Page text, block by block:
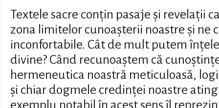
Textele sacre conțin pasaje și revelații
zona limitelor cunoașterii noastre și ne
inconfortabile. Cât de mult putem
divine? Când recunoaștem că
hermeneutica noastră meticuloasă,
și chiar dogmele credinței noastre
exemplu notabil în acest sens îl